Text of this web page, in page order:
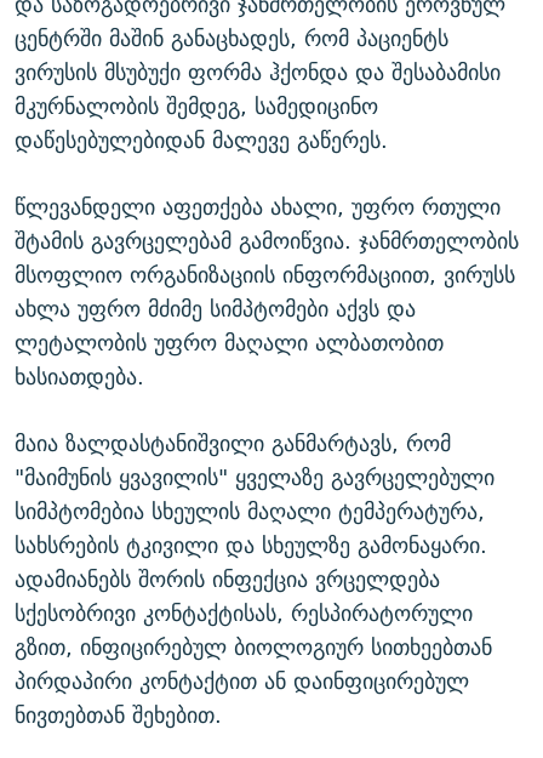
ცენტრში მაშინ განაცხადეს, რომ პაციენტს
ვირუსის მსუბუქი ფორმა ჰქონდა და შესაბამისი
მკურნალობის შემდეგ, სამედიცინო
დაწესებულებიდან მალევე გაწერეს.
წლევანდელი აფეთქება ახალი, უფრო რთული
შტამის გავრცელებამ გამოიწვია. ჯანმრთელობის
მსოფლიო ორგანიზაციის ინფორმაციით, ვირუსს
ახლა უფრო მძიმე სიმპტომები აქვს და
ლეტალობის უფრო მაღალი ალბათობით
ხასიათდება.
მაია ზალდასტანიშვილი განმარტავს, რომ
"მაიმუნის ყვავილის" ყველაზე გავრცელებული
სიმპტომებია სხეულის მაღალი ტემპერატურა,
სახსრების ტკივილი და სხეულზე გამონაყარი.
ადამიანებს შორის ინფექცია ვრცელდება
სქესობრივი კონტაქტისას, რესპირატორული
გზით, ინფიცირებულ ბიოლოგიურ სითხეებთან
პირდაპირი კონტაქტით ან დაინფიცირებულ
ნივთებთან შეხებით.